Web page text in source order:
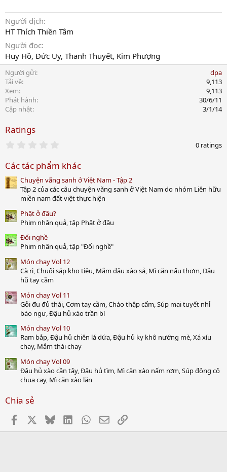
Người dịch
HT Thích Thiền Tâm
Người đọc
Huy Hồ, Đức Uy, Thanh Thuyết, Kim Phượng
Người gửi
dpa
Tải về
9,113
Xem
9,113
Phát hành
30/6/11
Cập nhật
3/1/14
Ratings
0
t
a
r
(
)
0 ratings
Các tác phẩm khác
Chuyện vãng sanh ở Việt Nam - Tập 2
Tập 2 của các câu chuyện vãng sanh ở Việt Nam do nhóm Liên hữu
miền nam đất việt thực hiện
Phật ở đâu?
Phim nhân quả, tập Phật ở đâu
Đổi nghề
Phim nhân quả, tập "Đổi nghề"
Món chay Vol 12
Cà ri, Chuối sáp kho tiêu, Mắm đậu xào sả, Mì căn nấu thơm, Đậu
hũ tay cầm
Món chay Vol 11
Gỏi đu đủ thái, Cơm tay cầm, Cháo thập cẩm, Súp mai tuyết nhỉ
bào ngư, Đậu hủ xào trần bì
Món chay Vol 10
Ram bắp, Đậu hủ chiên lá dứa, Đậu hủ ky khô nướng mè, Xá xíu
chay, Mắm thái chay
Món chay Vol 09
Đậu hủ xào cần tây, Đậu hủ tìm, Mì căn xào nấm rơm, Súp đông cô
chua cay, Mì căn xào lăn
Chia sẻ
Facebook BlueskyLinkedInWhatsApp
EmailLink